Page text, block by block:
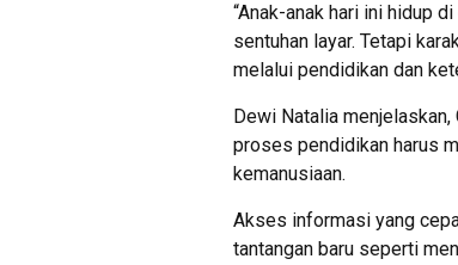
“Anak-anak hari ini hidup
sentuhan layar. Tetapi
melalui pendidikan dan
Dewi Natalia
proses pendidikan harus
kemanusiaan.
Akses informasi yang
tantangan baru seperti